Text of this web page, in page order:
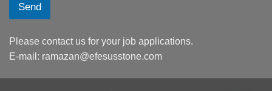
Send
Please contact us for your job applications.
E-mail: ramazan@efesusstone.com